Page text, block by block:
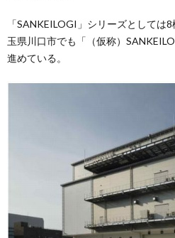
「SANKEILOGI」シリーズとしては
玉県川口市でも「（仮称）
進めている。